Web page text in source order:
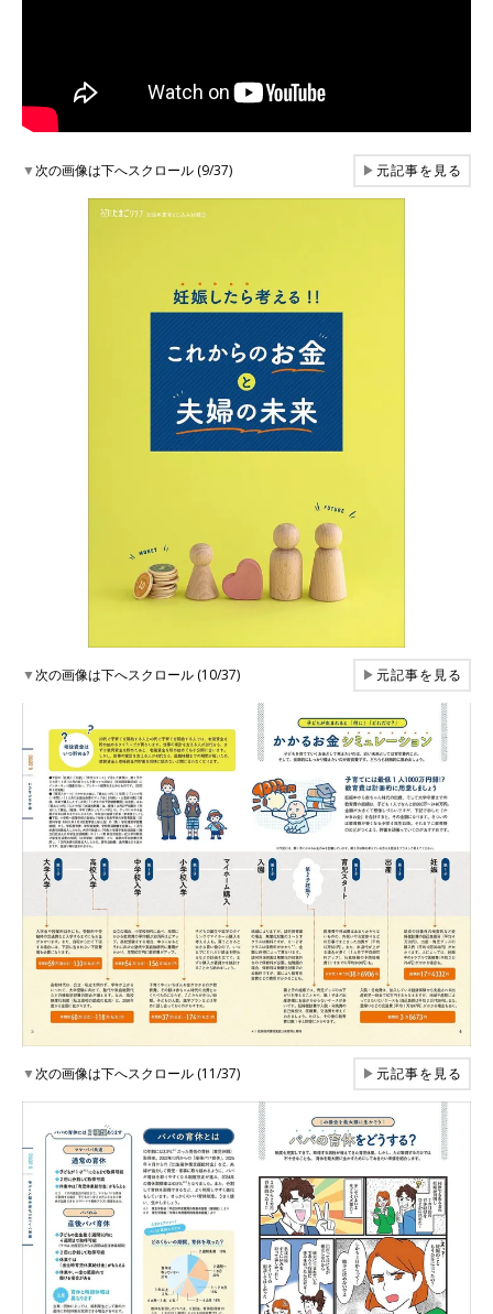
▼次の画像は下へスクロール (9/37) ▶元記事を見る
▼次の画像は下へスクロール (10/37) ▶元記事を見る
▼次の画像は下へスクロール (11/37) ▶元記事を見る